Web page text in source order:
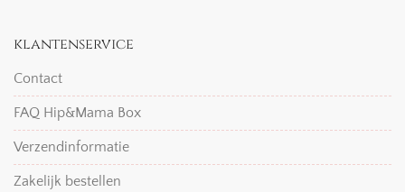
klantenservice
Contact
FAQ Hip&Mama Box
Verzendinformatie
Zakelijk bestellen